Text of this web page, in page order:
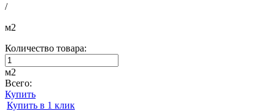
/
м2
Количество товара:
м2
Всего:
Купить
Купить в 1 клик